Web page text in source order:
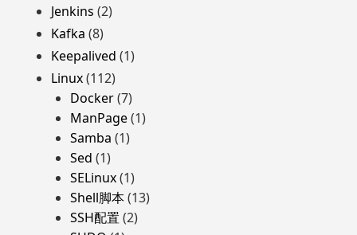
Jenkins (2)
Kafka (8)
Keepalived (1)
Linux(112)
Docker(7)
ManPage(1)
Samba (1)
Sed (1)
SELinux(1)
Shell脚本(13)
SSH配置 (2)